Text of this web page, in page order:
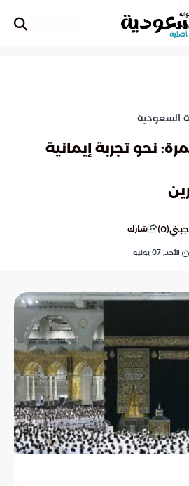
السعودية
نحو تجربة إيمانية
(
0
) شارك
الأحد, 07 يونيو